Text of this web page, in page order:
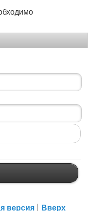
версия Вверх